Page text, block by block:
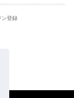
ン登録